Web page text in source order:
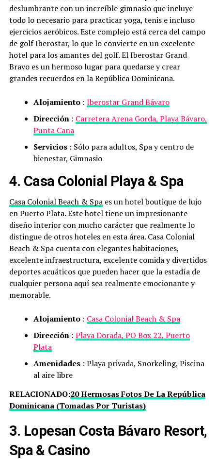
deslumbrante con un increíble gimnasio que incluye
todo lo necesario para practicar yoga, tenis e incluso
ejercicios aeróbicos. Este complejo está cerca del campo
de golf Iberostar, lo que lo convierte en un excelente
hotel para los amantes del golf. El Iberostar Grand
Bravo es un hermoso lugar para quedarse y crear
grandes recuerdos en la República Dominicana.
Alojamiento: Iberostar Grand Bávaro
Dirección: Carretera Arena Gorda, Playa Bávaro,
Punta Cana
Servicios: Sólo para adultos, Spa y centro de
bienestar, Gimnasio
4. Casa Colonial Playa & Spa
Casa Colonial Beach & Spaes un hotel boutique de lujo
en Puerto Plata. Este hotel tiene un impresionante
diseño interior con mucho carácter que realmente lo
distingue de otros hoteles en esta área. Casa Colonial
Beach & Spa cuenta con elegantes habitaciones,
excelente infraestructura, excelente comida y divertidos
deportes acuáticos que pueden hacer que la estadía de
cualquier persona aquí sea realmente emocionante y
memorable.
Alojamiento: Casa Colonial Beach & Spa
Dirección: Playa Dorada, PO Box 22, Puerto
Plata
Amenidades: Playa privada, Snorkeling, Piscina
al aire libre
RELACIONADO:20 Hermosas Fotos De La República
Dominicana (Tomadas Por Turistas)
3. Lopesan Costa Bávaro Resort,
Spa & Casino